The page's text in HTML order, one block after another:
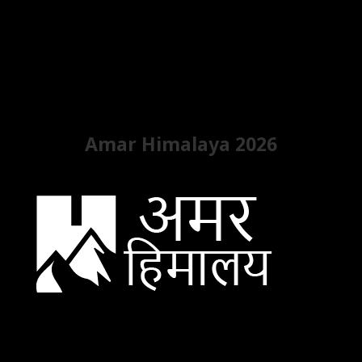
Amar Himalaya 2026